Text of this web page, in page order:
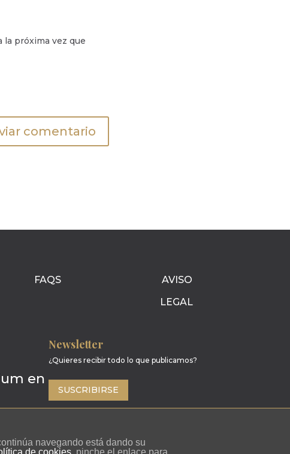
próxima vez que
FAQS
AVISO
LEGAL
Newsletter
¿Quieres recibir todo lo que publicamos?
SUSCRIBIRSE
navegando está dando su
de cookies , pinche el enlace para